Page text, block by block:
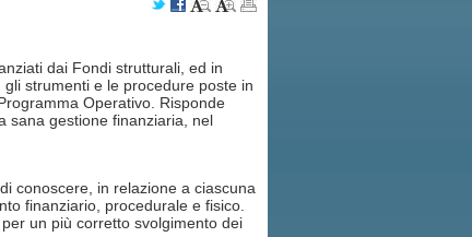
dai Fondi strutturali, ed in
strumenti e le procedure poste in
Operativo. Risponde
sana gestione finanziaria, nel
conoscere, in relazione a ciascuna
finanziario, procedurale e fisico.
un più corretto svolgimento dei